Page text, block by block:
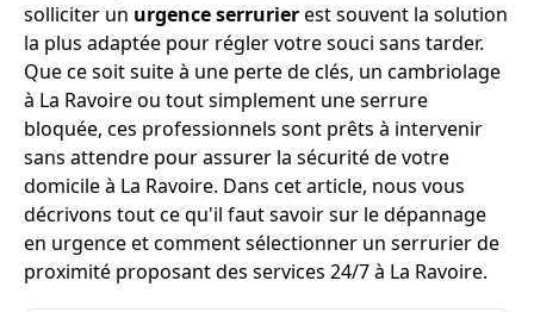
solliciter un urgence serrurierest souvent la solution
la plus adaptée pour régler votre souci sans tarder.
Que ce soit suite à une perte de clés, un cambriolage
à La Ravoire ou tout simplement une serrure
bloquée, ces professionnels sont prêts à intervenir
sans attendre pour assurer la sécurité de votre
domicile à La Ravoire. Dans cet article, nous vous
décrivons tout ce qu'il faut savoir sur le dépannage
en urgence et comment sélectionner un serrurier de
proximité proposant des services 24/7 à La Ravoire.